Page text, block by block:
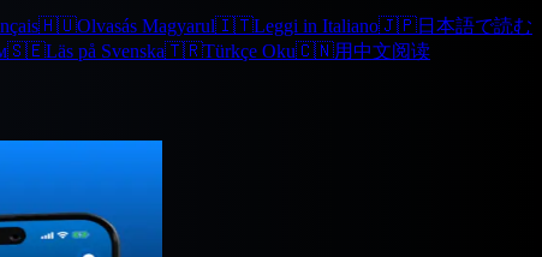
🇭🇺Olvasás Magyarul🇮🇹Leggi in Italiano🇯🇵日本語で読む
🇸🇪Läs på Svenska🇹🇷Türkçe Oku🇨🇳用中文阅读